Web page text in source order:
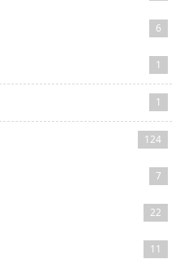
6
1
1
124
7
22
11